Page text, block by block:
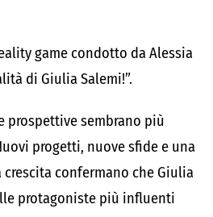
game condotto da Alessia
di Giulia Salemi!”.
prospettive sembrano più
progetti, nuove sfide e una
confermano che Giulia
protagoniste più influenti